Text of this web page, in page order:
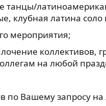
танцы/
клубная латина соло
мероприятия;
коллективов,
на любой
по Вашему запросу на